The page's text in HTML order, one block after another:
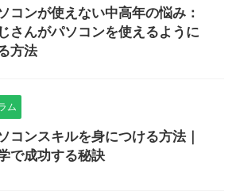
コンが使えない中高年の悩み：
さんがパソコンを使えるように
方法
ム
コンスキルを身につける方法｜
で成功する秘訣